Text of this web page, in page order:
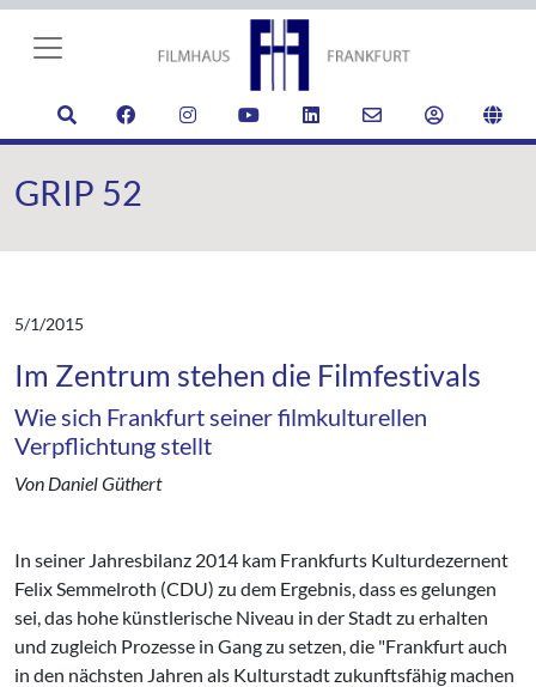
GRIP 52
5/1/2015
Im Zentrum stehen die Filmfestivals
Wie sich Frankfurt seiner filmkulturellen
Verpflichtung stellt
Von Daniel Güthert
In seiner Jahresbilanz 2014 kam Frankfurts Kulturdezernent
Felix Semmelroth (CDU) zu dem Ergebnis, dass es gelungen
sei, das hohe künstlerische Niveau in der Stadt zu erhalten
und zugleich Prozesse in Gang zu setzen, die "Frankfurt auch
in den nächsten Jahren als Kulturstadt zukunftsfähig machen